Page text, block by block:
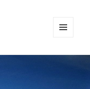
WIDGETS